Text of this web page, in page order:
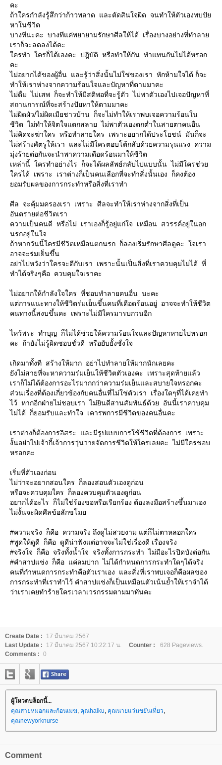
คะ
ถ้าใครกำลังรู้สึกว่าก้าวพลาด และตัดสินใจผิด จนทำให้ตัวเองพบปัย
หาในชีวิต
บางทีนะคะ บางทีแค่พยายามรักษาศีลให้ได้ เรื่องบางอย่างที่ทำลาย
เราก็จะลดลงได้คะ
ใครทำ ใครก็ได้เองคะ ปฎิบัติ หรือทำให้กัน ทำแทนกันไม่ได้หรอก
คะ
ไม่อยากได้ของผู้อื่น และรู้ว่าสิ่งนั้นไม่ใช่ของเรา หักห้ามใจได้ ก็จะ
ทำให้เราห่างจากความร้อนใจและปัญหาที่ตามมาคะ
ไม่ดื่ม ไม่เสพ ก็จะทำให้มีสติพอที่จะรู้ตัว ไม่พาตัวเองไปเจอปัญหาที่
สถานการณ์ที่จะสร้างปัยหาให้ตามมาคะ
ไม่ผิดผัว/ไม่ผิดเมียชาวบ้าน ก็จะไม่ทำให้เราพบเจอความร้อนใน
ชีวิต ไม่ทำให้จิตใจแตกสลาย ไม่พาตัวเองตกต่ำในสายตาคนอื่น
ไม่คิดจะฆ่าใคร หรือทำลายใคร เพราะอยากได้ประโยชน์ มันก็จะ
ไม่สร้างศัตรูให้เรา และไม่มีใครตอบโต้กลับด้วยความรุนแรง ความ
มุ่งร้ายต่อกันจะนำพาความเดือดร้อนมาให้ชีวิต
เหล่านี้ ใครทำอย่างไร ก็จะได้ผลลัพธ์กลับไปแบบนั้น ไม่มีใครช่วย
ใครได้ เพราะ เราต่างก็เป็นคนเลือกที่จะทำสิ่งนั้นเอง ก็คงต้อง
ยอมรับผลของการกระทำหรือสิ่งที่เราทำ
ศีล จะคุ้มมครองเรา เพราะ ศีลจะทำให้เราห่างจากสิ่งที่เป็น
อันตรายต่อชีวิตเรา
ความเป็นคนดี หรือไม่ เราเองก็รู้อยู่แก่ใจ เหมือน สวรรค์อยู่ในอก
นรกอยู่ในใจ
ถ้าหากวันนี้ใครมีชีวิตเหมือนตกนรก ก็ลองเริ่มรักษาศีลดูคะ ใจเรา
อาจจะร่มเย็นขึ้น
อย่าไปหวังว่าใครจะดีกับเรา เพราะนั้นเป็นสิ่งที่เราควบคุมไม่ได้ ที่
ทำได้จริงๆคือ ควบคุมใจเราคะ
ไม่อยากให้กำลังใจใคร ที่ชอบทำลายคนอื่น นะคะ
แต่การแนะทางให้ชีวิตร่มเย็นขึ้นคนที่เดือดร้อนอยู่ อาจจะทำให้ชีวิต
คนทางนี้สงบขึ้นคะ เพราะไม่มีใครมารบกวนอีก
ไหว้พระ ทำบุญ ก็ไม่ได้ช่วยให้ความร้อนใจและปัญหาหายไปหรอก
คะ ถ้ายังไม่รู้ผิดชอบชั่วดี หรือยับยั้งชั่งใจ
เกิดมาทั้งที สร้างให้มาก อย่าไปทำลายให้มากนักเลยคะ
ยังไม่สายที่จะหาความร่มเย็นให้ชีวิตตัวเองคะ เพราะสุดท้ายแล้ว
เราก็ไม่ได้ต้องการอะไรมากกว่าความร่มเย็นและสบายใจหรอกคะ
ส่วนเรื่องที่ต้องเกี่ยวข้องกับคนอื่นที่ไม่ใช่ตัวเรา เรื่องใดๆที่ได้เคยทำ
ไว้ หากอีกฝ่ายไม่ชอบเรา ไม่ยินดีสานสัมพันธ์ด้วย อันนี้เราควบคุม
ไม่ได้ ก็ยอมรับและทำใจ เคารพการมีชีวิตของคนอื่นคะ
เราต่างก็ต้องการอิสระ และมีรูปแบบการใช้ชีวิตที่ต้องการ เพราะ
งั้นอย่าไปเจ้ากี้เจ้าการวุ่นวายจัดการชีวิตให้ใครเลยคะ ไม่มีใครชอบ
หรอกคะ
เริ่มที่ตัวเองก่อน
ไม่ว่าจะอยากสอนใคร ก็ลองสอนตัวเองดูก่อน
หรือจะควบคุมใคร ก็ลองควบคุมตัวเองดูก่อน
อยากได้อะไร ก็ไม่ใช่ร้องขอหรือเรียกร้อง ต้องลงมือสร้างขึ้นมาเอง
ไม่งั้นจะผิดศีลข้อลักขโมย
#ความจริง ก็คือ ความจริง ถึงดูไม่สวยงาม แต่ก็ไม่ตาหลอกใคร
#พูดให้ดูดี ก็คือ ดูดีน่าฟังแต่อาจจะไม่ใช่เรื่องดี เรื่องจริง
#จริงใจ ก็คือ จริงทั้งน้ำใจ จริงทั้งการกระทำ ไม่มีอะไรปิดบังต่อกัน
#คำสาปแช่ง ก็คือ แค่ลมปาก ไม่ได้กำหนดการกระทำใดๆได้จริง
คนที่กำหนดการกระทำคือตัวเราเอง และสิ่งที่เราพบเจอก็คือผลของ
การกระทำที่เราทำไว้ คำสาปแช่งก็เป็นเหมือนตัวเน้นย้ำให้เราจำได้
ว่าเราเคยทำร้ายใครเวลาเวรกรรมตามมาทันคะ
Create Date :
17 มีนาคม 2567
Last Update :
17 มีนาคม 2567 10:22:17 น. Counter :
628 Pageviews.
Comments : 0
ผู้โหวตบล็อกนี้...
คุณสายหมอกและก้อนเมฆ คุณhaiku คุณนายแว่นขยันเที่ยว
คุณnewyorknurse
Comment